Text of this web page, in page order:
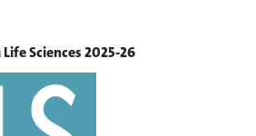
Sciences 2025-26